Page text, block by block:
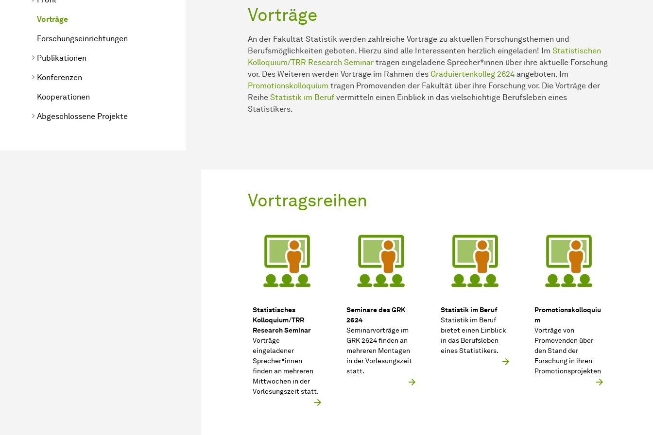
Vorträge
Forschungseinrichtungen
Publikationen
Konferenzen
Kooperationen
Abgeschlossene Projekte
Vorträge
An der Fakultät Statistik werden zahlreiche Vorträge zu aktuellen Forschungsthemen und
Berufsmöglichkeiten geboten. Hierzu sind alle Interessenten herzlich eingeladen! Im Statistischen
Kolloquium/TRR Research Seminar tragen eingeladene Sprecher*innen über ihre aktuelle Forschung
vor. Des Weiteren werden Vorträge im Rahmen des Graduiertenkolleg 2624 angeboten. Im
Promotionskolloquium tragen Promovenden der Fakultät über ihre Forschung vor. Die Vorträge der
Reihe Statistik im Beruf vermitteln einen Einblick in das vielschichtige Berufsleben eines
Statistikers.
Vortragsreihen
Statistisches
Kolloquium/TRR
Research Seminar
Vorträge
eingeladener
Sprecher*innen
finden an mehreren
Mittwochen in der
Vorlesungszeit statt.
Seminare des GRK
2624
Seminarvorträge im
GRK 2624 finden an
mehreren Montagen
in der Vorlesungszeit
statt.
Statistik im Beruf
Statistik im Beruf
bietet einen Einblick
in das Berufsleben
eines Statistikers.
Promotionskolloquiu
m
Vorträge von
Promovenden über
den Stand der
Forschung in ihren
Promotionsprojekten